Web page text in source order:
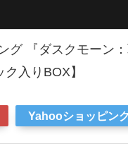
グ 『ダスクモーン
入りBOX】
Yahooショッピン